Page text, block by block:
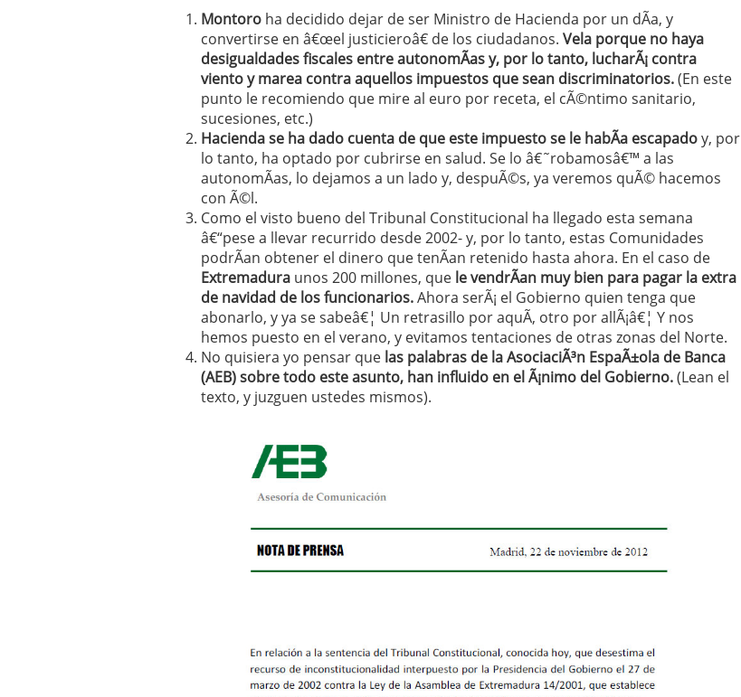
Montoro ha decidido dejar de ser Ministro de Hacienda por un dÃ­a, y
convertirse en â€œel justicieroâ€ de los ciudadanos. Vela porque no haya
desigualdades fiscales entre autonomÃ­as y, por lo tanto, lucharÃ¡ contra
viento y marea contra aquellos impuestos que sean discriminatorios.(En este
punto le recomiendo que mire al euro por receta, el cÃ©ntimo sanitario,
sucesiones, etc.)
Hacienda se ha dado cuenta de que este impuesto se le habÃ­a escapadoy, por
lo tanto, ha optado por cubrirse en salud. Se lo â€˜robamosâ€™ a las
autonomÃ­as, lo dejamos a un lado y, despuÃ©s, ya veremos quÃ© hacemos
con Ã©l.
Como el visto bueno del Tribunal Constitucional ha llegado esta semana
â€“pese a llevar recurrido desde 2002- y, por lo tanto, estas Comunidades
podrÃ­an obtener el dinero que tenÃ­an retenido hasta ahora. En el caso de
Extremadura unos 200 millones, que le vendrÃ­an muy bien para pagar la extra
de navidad de los funcionarios.Ahora serÃ¡ el Gobierno quien tenga que
abonarlo, y ya se sabeâ€¦ Un retrasillo por aquÃ­, otro por allÃ¡â€¦ Y nos
hemos puesto en el verano, y evitamos tentaciones de otras zonas del Norte.
No quisiera yo pensar que las palabras de la AsociaciÃ³n EspaÃ±ola de Banca
(AEB) sobre todo este asunto, han influido en el Ã¡nimo del Gobierno.(Lean el
texto, y juzguen ustedes mismos).